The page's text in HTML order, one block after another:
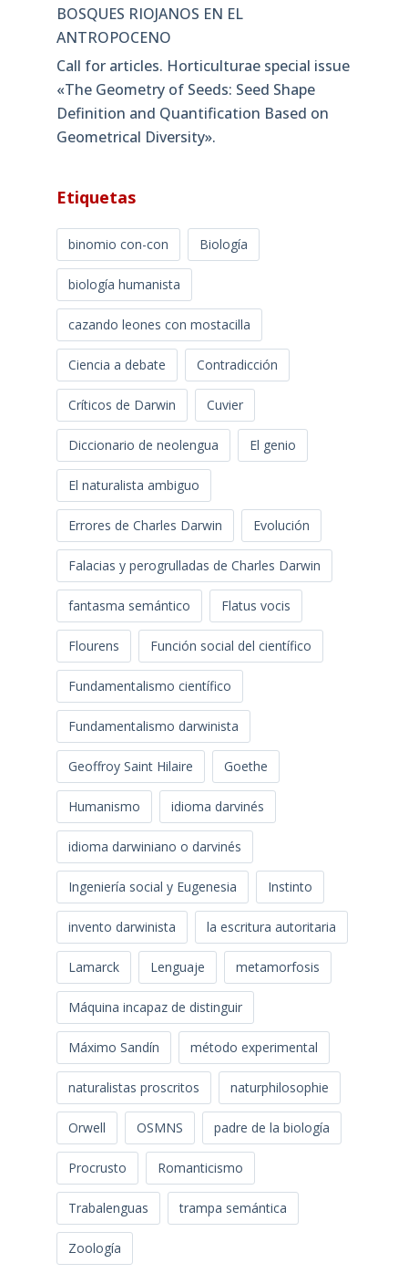
BOSQUES RIOJANOS EN EL
ANTROPOCENO
Call for articles. Horticulturae special issue
«The Geometry of Seeds: Seed Shape
Definition and Quantification Based on
Geometrical Diversity»​.
Etiquetas
binomio con-con Biología
biología humanista
cazando leones con mostacilla
Ciencia a debate Contradicción
Críticos de Darwin Cuvier
Diccionario de neolengua El genio
El naturalista ambiguo
Errores de Charles Darwin Evolución
Falacias y perogrulladas de Charles Darwin
fantasma semántico Flatus vocis
Flourens Función social del científico
Fundamentalismo científico
Fundamentalismo darwinista
Geoffroy Saint Hilaire Goethe
Humanismo idioma darvinés
idioma darwiniano o darvinés
Ingeniería social y Eugenesia Instinto
invento darwinista la escritura autoritaria
Lamarck Lenguaje metamorfosis
Máquina incapaz de distinguir
Máximo Sandín método experimental
naturalistas proscritos naturphilosophie
Orwell OSMNS padre de la biología
Procrusto Romanticismo
Trabalenguas trampa semántica
Zoología